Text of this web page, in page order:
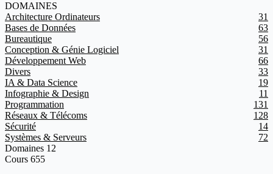
DOMAINES
Architecture Ordinateurs
31
Bases de Données
63
Bureautique
56
Conception & Génie Logiciel
31
Développement Web
66
Divers
33
IA & Data Science
19
Infographie & Design
11
Programmation
131
Réseaux & Télécoms
128
Sécurité
14
Systèmes & Serveurs
72
Domaines 12
Cours 655